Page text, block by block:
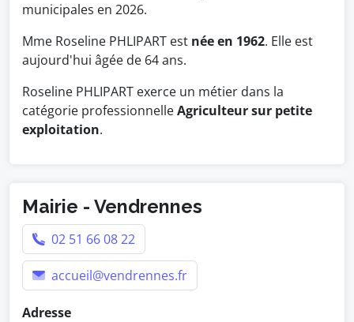
municipales en 2026.
Mme Roseline PHLIPART est née en 1962. Elle est
aujourd'hui âgée de 64 ans.
Roseline PHLIPART exerce un métier dans la
catégorie professionnelleAgriculteur sur petite
exploitation.
Mairie - Vendrennes
02 51 66 08 22
accueil@vendrennes.fr
Adresse